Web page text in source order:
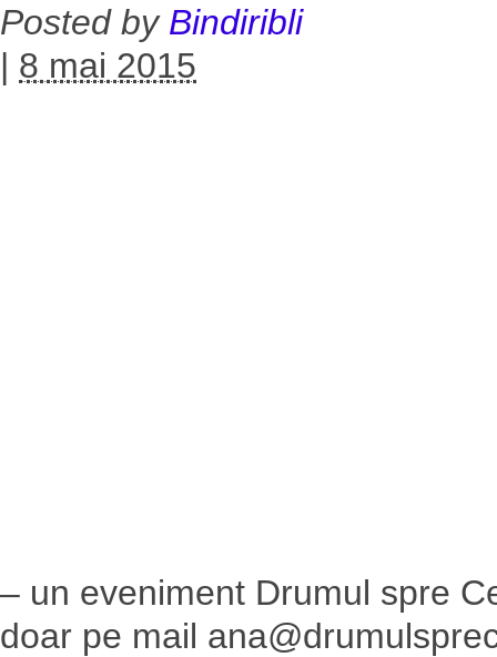
Posted by Bindiribli
| 8 mai 2015
– un eveniment Drumul spre
doar pe mail